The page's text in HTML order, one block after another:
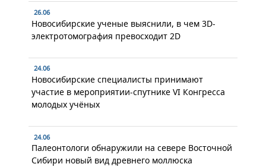
26.06
Новосибирские ученые выяснили, в чем 3D-
электротомография превосходит 2D
24.06
Новосибирские специалисты принимают
участие в мероприятии-спутнике VI Конгресса
молодых учёных
24.06
Палеонтологи обнаружили на севере Восточной
Сибири новый вид древнего моллюска